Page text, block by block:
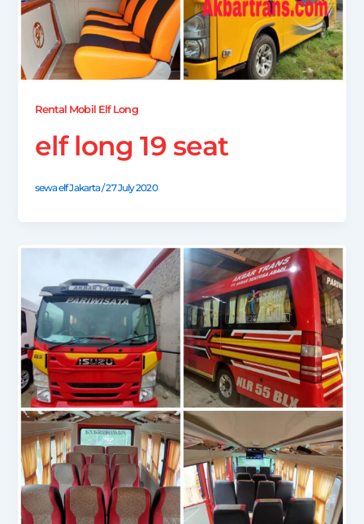
Rental Mobil Elf Long
elf long 19 seat
sewa elf Jakarta/27 July 2020